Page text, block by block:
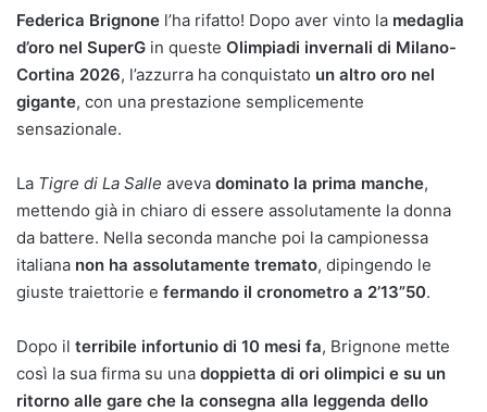
Federica Brignone l’ha rifatto! Dopo aver vinto la medaglia
d’oro nel SuperG in queste Olimpiadi invernali di Milano-
Cortina 2026, l’azzurra ha conquistato un altro oro nel
gigante, con una prestazione semplicemente
sensazionale.
La Tigre di La Salle aveva dominato la prima manche,
mettendo già in chiaro di essere assolutamente la donna
da battere. Nella seconda manche poi la campionessa
italiana non ha assolutamente tremato, dipingendo le
giuste traiettorie e fermando il cronometro a 2’13”50.
Dopo il terribile infortunio di 10 mesi fa, Brignone mette
così la sua firma su una doppietta di ori olimpici e su un
ritorno alle gare che la consegna alla leggenda dello